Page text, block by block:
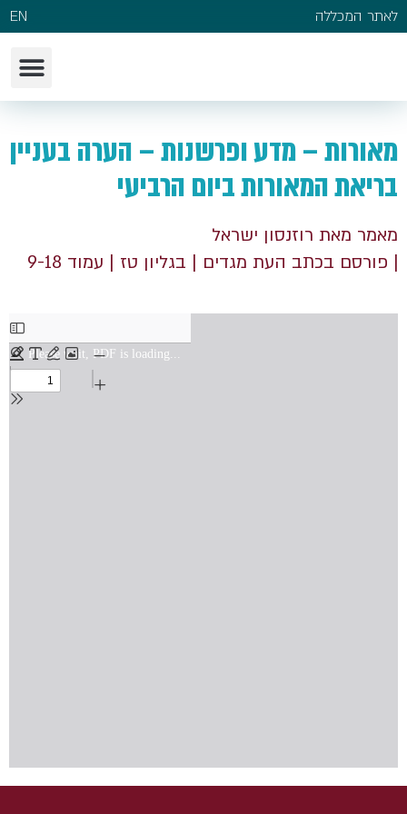
לאתר המכללה EN
מאורות – מדע ופרשנות – הערה בעניין
בריאת המאורות ביום הרביעי
מאמר מאת רוזנסון ישראל
| פורסם בכתב העת מגדים | בגליון טז | עמוד 9-18